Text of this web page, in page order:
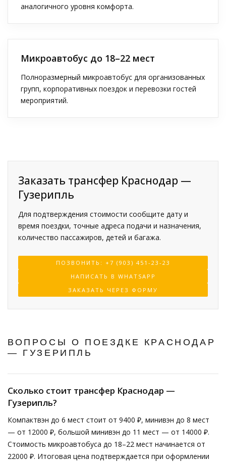
аналогичного уровня комфорта.
Микроавтобус до 18–22 мест
Полноразмерный микроавтобус для организованных
групп, корпоративных поездок и перевозки гостей
мероприятий.
Заказать трансфер Краснодар —
Гузерипль
Для подтверждения стоимости сообщите дату и
время поездки, точные адреса подачи и назначения,
количество пассажиров, детей и багажа.
ПОЗВОНИТЬ: +7 (903) 451-23-23
НАПИСАТЬ В WHATSAPP
ЗАКАЗАТЬ ЧЕРЕЗ ФОРМУ
ВОПРОСЫ О ПОЕЗДКЕ КРАСНОДАР
— ГУЗЕРИПЛЬ
Сколько стоит трансфер Краснодар —
Гузерипль?
Компактвэн до 6 мест стоит от 9400 ₽, минивэн до 8 мест
— от 12000 ₽, большой минивэн до 11 мест — от 14000 ₽.
Стоимость микроавтобуса до 18–22 мест начинается от
22000 ₽. Итоговая цена подтверждается при оформлении